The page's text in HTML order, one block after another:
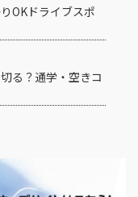
OKドライブスポ
る？通学・空きコ